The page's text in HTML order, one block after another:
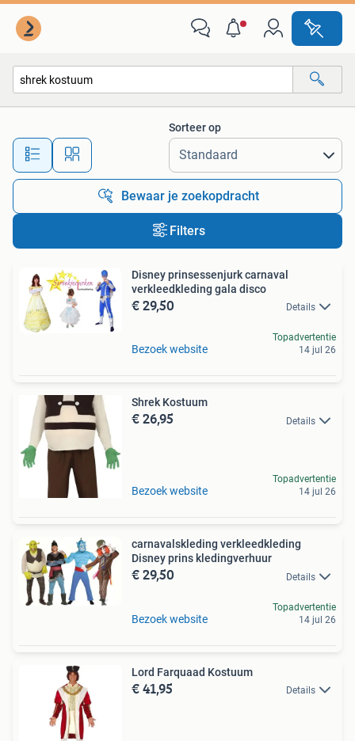
Alle afstanden…
Sorteer op
Bewaar je zoekopdracht
Filters
Disney prinsessenjurk carnaval
verkleedkleding gala disco
€ 29,50 Details
Bezoek website
Topadvertentie
14 jul 26
Shrek Kostuum
€ 26,95 Details
Bezoek website
Topadvertentie
14 jul 26
carnavalskleding verkleedkleding
Disney prins kledingverhuur
€ 29,50 Details
Bezoek website
Topadvertentie
14 jul 26
Lord Farquaad Kostuum
€ 41,95 Details